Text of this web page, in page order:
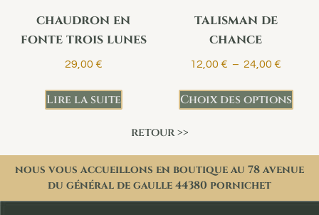
chaudron en
fonte trois lunes
29,00 €
Lire la suite
talisman de
chance
12,00 € – 24,00 €
Choix des options
retour >>
nous vous accueillons en boutique au 78 avenue
du général de gaulle 44380 pornichet